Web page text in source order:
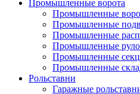
Промышленные ворота
Промышленные
Промышленные
Промышленные
Промышленные
Промышленные
Промышленные
Рольставни
Гаражные